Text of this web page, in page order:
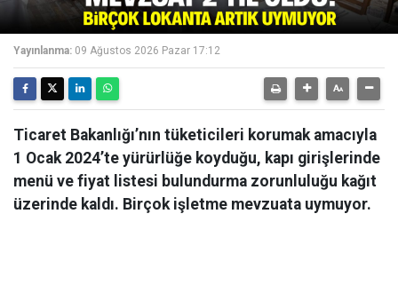
Yayınlanma: 09 Ağustos 2026 Pazar 17:12
Ticaret Bakanlığı’nın tüketicileri korumak amacıyla
1 Ocak 2024’te yürürlüğe koyduğu, kapı girişlerinde
menü ve fiyat listesi bulundurma zorunluluğu kağıt
üzerinde kaldı. Birçok işletme mevzuata uymuyor.